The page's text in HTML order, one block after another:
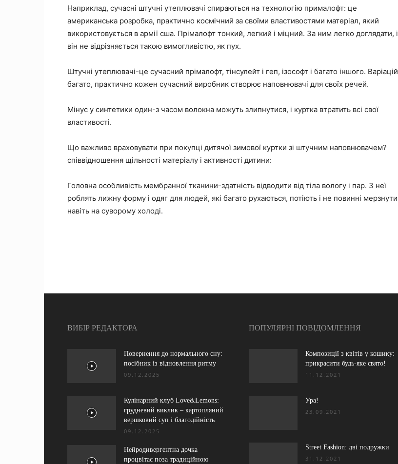
Наприклад, сучасні штучні утеплювачі спираються на технологію прималофт: це
американська розробка, практично космічний за своїми властивостями матеріал, який
використовується в армії сша. Прімалофт тонкий, легкий і міцний. За ним легко доглядати, і
він не відрізняється такою вимогливістю, як пух.
Штучні утеплювачі-це сучасний прімалофт, тінсулейт і геп, ізософт і багато іншого. Варіацій
багато, практично кожен сучасний виробник створює наповнювачі для своїх речей.
Мінус у синтетики один-з часом волокна можуть злипнутися, і куртка втратить всі свої
властивості.
Що важливо враховувати при покупці дитячої зимової куртки зі штучним наповнювачем?
співвідношення щільності матеріалу і активності дитини:
Головна особливість мембранної тканини-здатність відводити від тіла вологу і пар. З неї
роблять лижну форму і одяг для людей, які багато рухаються, потіють і не повинні мерзнути
навіть на суворому холоді.
ВИБІР РЕДАКТОРА
Повернення до нормального сну:
посібник із відновлення ритму
09.12.2025
Кулінарний клуб Love&Lemons:
грудневий виклик – картопляний
вершковий суп і благодійність
09.12.2025
Нейродивергентна дочка
процвітає поза традиційною
ПОПУЛЯРНІ ПОВІДОМЛЕННЯ
Композиції з квітів у кошику:
прикрасити будь-яке свято!
11.12.2021
Ура!
23.09.2021
Street Fashion: дві подружки
31.12.2021